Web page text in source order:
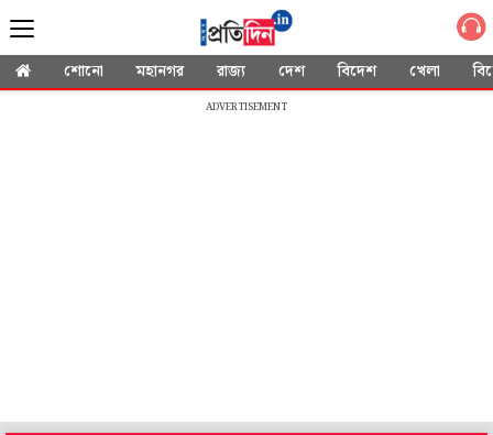
শোনো মহানগর রাজ্য দেশ বিদেশ খেলা
ADVERTISEMENT